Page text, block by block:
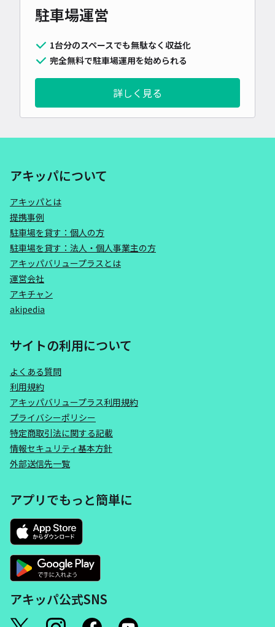
駐車場運営
1台分のスペースでも無駄なく収益化
完全無料で駐車場運用を始められる
詳しく見る
アキッパについて
アキッパとは
提携事例
駐車場を貸す：個人の方
駐車場を貸す：法人・個人事業主の方
アキッパバリュープラスとは
運営会社
アキチャン
akipedia
サイトの利用について
よくある質問
利用規約
アキッパバリュープラス利用規約
プライバシーポリシー
特定商取引法に関する記載
情報セキュリティ基本方針
外部送信先一覧
アプリでもっと簡単に
アキッパ公式SNS